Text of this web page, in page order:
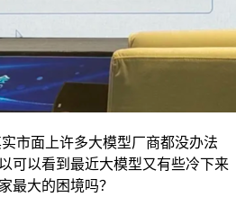
面上许多大模型厂商都没办法
可以看到最近大模型又有些冷下来
最大的困境吗？